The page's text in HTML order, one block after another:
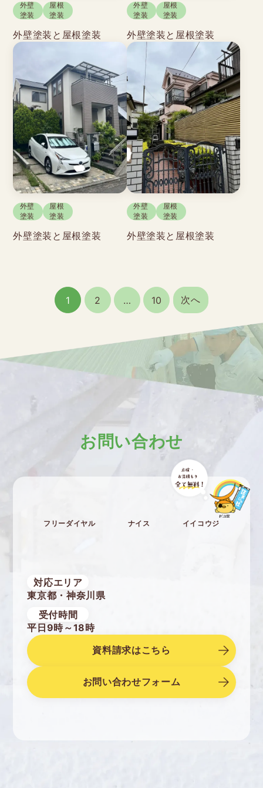
外壁
塗装
屋根
塗装
外壁塗装と屋根塗装
外壁
塗装
屋根
塗装
外壁塗装と屋根塗装
外壁
塗装
屋根
塗装
外壁塗装と屋根塗装
外壁
塗装
屋根
塗装
外壁塗装と屋根塗装
ペ
1 2 … 10 次へ
お問い合わせ
フリーダイヤル ナイス イイコウジ
対応エリア
東京都・神奈川県
受付時間
平日9時～18時
資料請求はこちら
お問い合わせフォーム